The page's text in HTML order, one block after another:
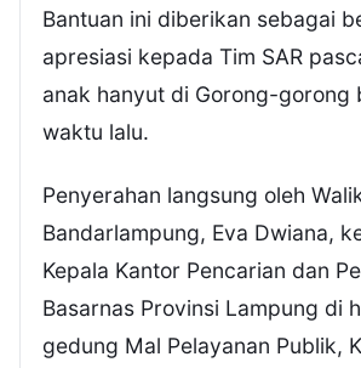
Bantuan ini diberikan sebagai
apresiasi kepada Tim SAR
anak hanyut di Gorong-gorong
waktu lalu.
Penyerahan langsung oleh
Bandarlampung, Eva Dwiana,
Kepala Kantor Pencarian dan
Basarnas Provinsi Lampung di
gedung Mal Pelayanan Publik,